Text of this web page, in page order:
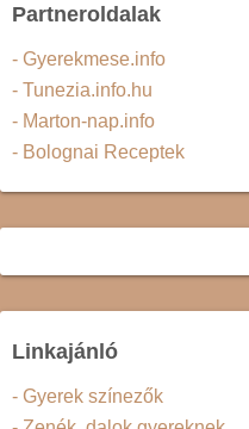
Partneroldalak
- Gyerekmese.info
- Tunezia.info.hu
- Marton-nap.info
- Bolognai Receptek
Linkajánló
- Gyerek színezők